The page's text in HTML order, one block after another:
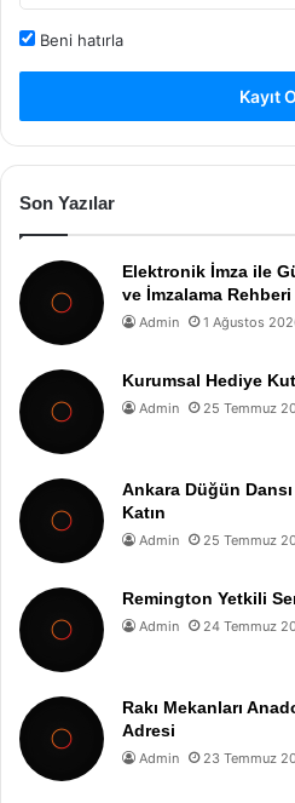
Beni hatırla
Kayıt
Son Yazılar
Elektronik İmza ile
ve İmzalama Rehberi
Admin 1 Ağustos
Kurumsal Hediye
Admin 25 Temmuz
Ankara Düğün
Katın
Admin 25 Temmuz
Remington Yetkili
Admin 24 Temmuz
Rakı Mekanları
Adresi
Admin 23 Temmuz